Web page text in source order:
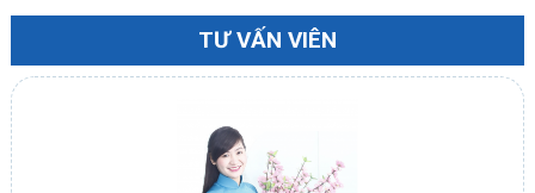
TƯ VẤN VIÊN